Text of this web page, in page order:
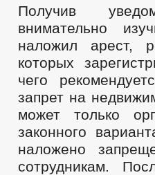
Получив
внимательно
наложил арест,
которых
чего
запрет на
может только
законного
наложено
сотрудникам.